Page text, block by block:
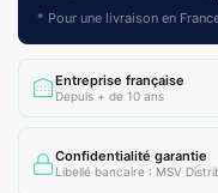
* Pour une livraison en
Entreprise française
Depuis + de 10 ans
Confidentialité garantie
Libellé bancaire : MSV